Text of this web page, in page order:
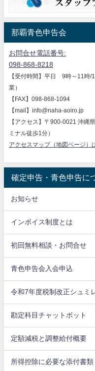
那覇青色申告会
お問合せ電話番号:
098-868-8218
【受付時間】平日 9時～11時/
業）
【FAX】098-868-1094
【mail】info@naha-aoiro.jp
【アクセス】〒900-0021 沖縄
ミナル徒歩1分）
アクセスマップ（地図ページ）
確定申告・青色申告に
お知らせ
インボイス制度とは
初回無料相談・お問合せ
青色申告会入会申込
令和7年度税制改正シュミ
勘定科目チャットボット
定額減税と調整給付概要
所得控除に必要な添付書類